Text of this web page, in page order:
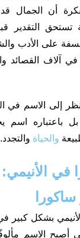
أن الجمال قد
تستحق
على الأدب
آلاف القصائد
إلى الاسم في
اسم
والحياة والتجدد.
في الأنيمي:
بشكل كبير
أصبح الاسم